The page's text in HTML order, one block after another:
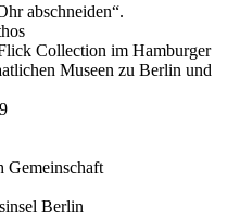
abschneiden“.
Collection im Hamburger
Museen zu Berlin und
Gemeinschaft
Berlin